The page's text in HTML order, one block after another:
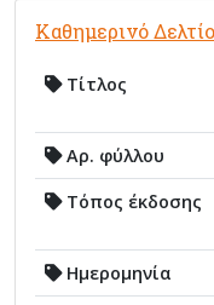
Καθημερινό
Τίτλος
Αρ. φύλλου
Τόπος έκδοσης
Ημερομηνία